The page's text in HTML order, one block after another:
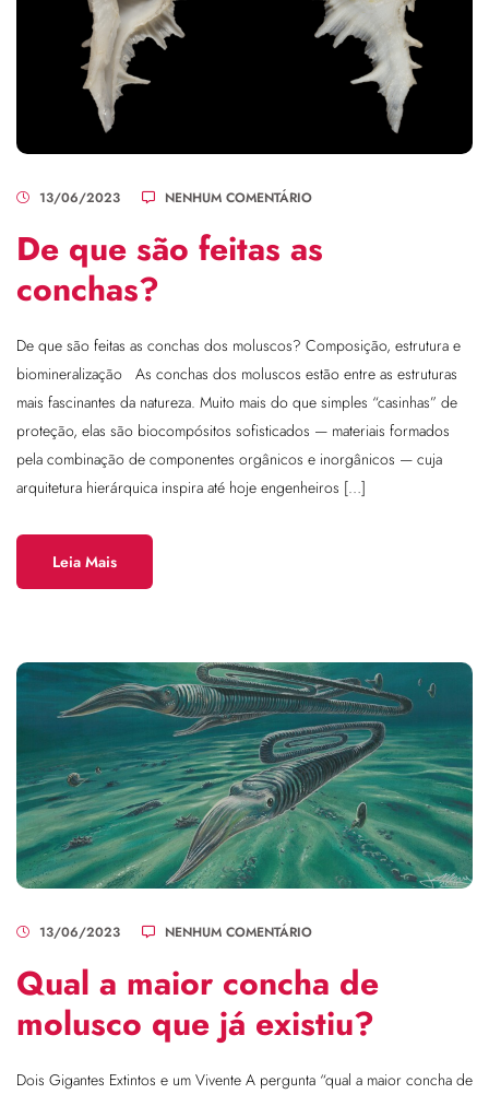
13/06/2023 NENHUM COMENTÁRIO
De que são feitas as
conchas?
De que são feitas as conchas dos moluscos? Composição, estrutura e
biomineralização As conchas dos moluscos estão entre as estruturas
mais fascinantes da natureza. Muito mais do que simples “casinhas” de
proteção, elas são biocompósitos sofisticados — materiais formados
pela combinação de componentes orgânicos e inorgânicos — cuja
arquitetura hierárquica inspira até hoje engenheiros […]
Leia Mais
13/06/2023 NENHUM COMENTÁRIO
Qual a maior concha de
molusco que já existiu?
Dois Gigantes Extintos e um Vivente A pergunta “qual a maior concha de